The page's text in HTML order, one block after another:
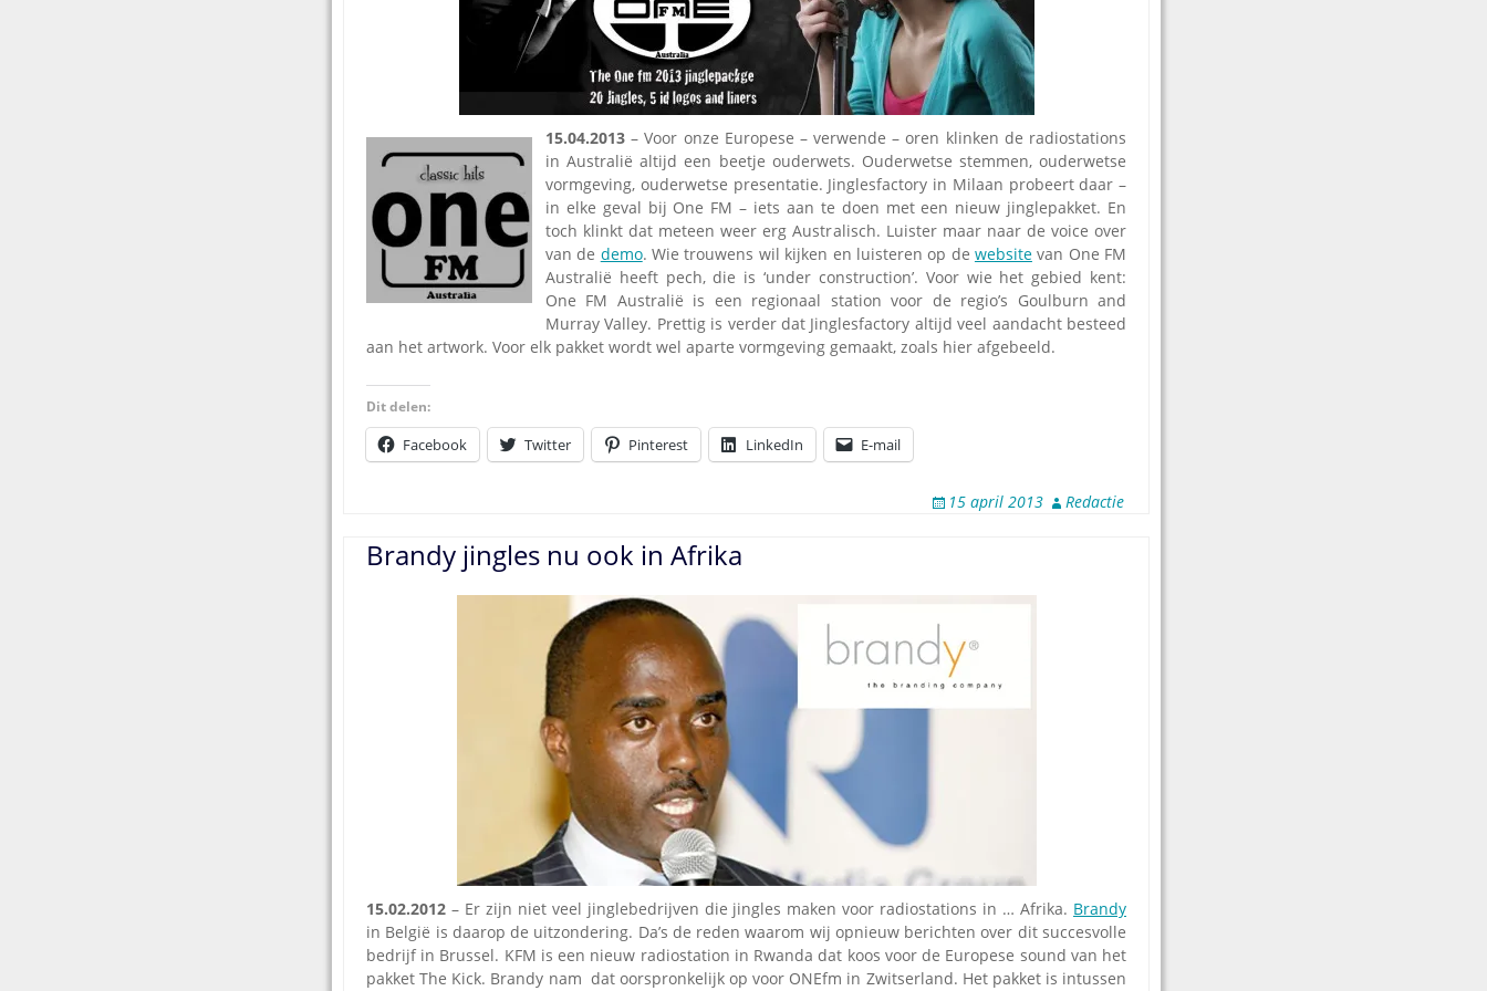
Omroepbanden
Stoomfluit Klaas
Vaak
Uitvinding
jinglecassette
15.04.2013 – Voor onze Europese – verwende – oren klinken de radiostations
in Australië altijd een beetje ouderwets. Ouderwetse stemmen, ouderwetse
vormgeving, ouderwetse presentatie. Jinglesfactory in Milaan probeert daar –
in elke geval bij One FM – iets aan te doen met een nieuw jinglepakket. En
toch klinkt dat meteen weer erg Australisch. Luister maar naar de voice over
van de demo. Wie trouwens wil kijken en luisteren op de websitevan One FM
Australië heeft pech, die is ‘under construction’. Voor wie het gebied kent:
One FM Australië is een regionaal station voor de regio’s Goulburn and
Murray Valley. Prettig is verder dat Jinglesfactory altijd veel aandacht besteed
aan het artwork. Voor elk pakket wordt wel aparte vormgeving gemaakt, zoals hier afgebeeld.
Dit delen:
Facebook Twitter Pinterest LinkedIn E-mail
15 april 2013 Redactie
Brandy jingles nu ook in Afrika
15.02.2012 – Er zijn niet veel jinglebedrijven die jingles maken voor radiostations in … Afrika. Brandy
in België is daarop de uitzondering. Da’s de reden waarom wij opnieuw berichten over dit succesvolle
bedrijf in Brussel. KFM is een nieuw radiostation in Rwanda dat koos voor de Europese sound van het
pakket The Kick. Brandy nam dat oorspronkelijk op voor ONEfm in Zwitserland. Het pakket is intussen